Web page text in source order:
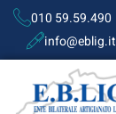
010 59.59.490
info@eblig.it